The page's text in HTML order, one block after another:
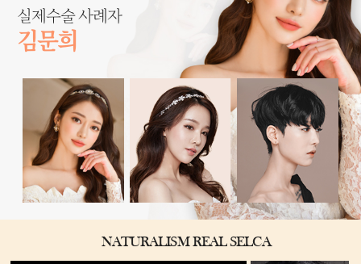
실제수술 사례자
김문희
NATURALISM REAL SELCA